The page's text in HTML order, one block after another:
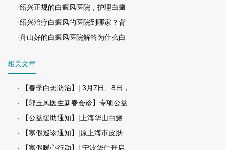
·绍兴正规的白癜风医院，护理白癜
·绍兴治疗白癜风的医院到哪家？背
·舟山好的白癜风医院解答为什么白
相关文章
· 【春季白斑防治】| 3月7日、8日，
· 【郭玉凤医生新春会诊】专项公益
· 【公益援助通知】|上海华山白癜
· 【寒假巡诊通知】|原上海市皮肤
· 【寒假暖心行动】| 宁波华仁开启